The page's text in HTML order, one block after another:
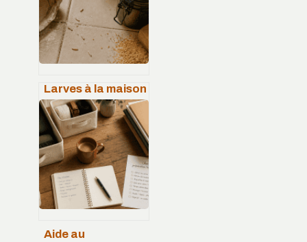
protéger votre
charpente
Larves à la maison
: 4 zones critiques
à inspecter et le
réflexe 60°C pour
les éliminer
Aide au